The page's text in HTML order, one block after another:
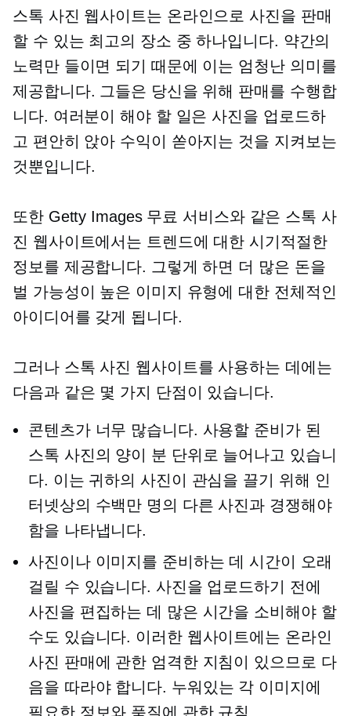
스톡 사진 웹사이트는 온라인으로 사진을 판매
할 수 있는 최고의 장소 중 하나입니다. 약간의
노력만 들이면 되기 때문에 이는 엄청난 의미를
제공합니다. 그들은 당신을 위해 판매를 수행합
니다. 여러분이 해야 할 일은 사진을 업로드하
고 편안히 앉아 수익이 쏟아지는 것을 지켜보는
것뿐입니다.
또한 Getty Images 무료 서비스와 같은 스톡 사
진 웹사이트에서는 트렌드에 대한 시기적절한
정보를 제공합니다. 그렇게 하면 더 많은 돈을
벌 가능성이 높은 이미지 유형에 대한 전체적인
아이디어를 갖게 됩니다.
그러나 스톡 사진 웹사이트를 사용하는 데에는
다음과 같은 몇 가지 단점이 있습니다.
콘텐츠가 너무 많습니다. 사용할 준비가 된
스톡 사진의 양이 분 단위로 늘어나고 있습니
다. 이는 귀하의 사진이 관심을 끌기 위해 인
터넷상의 수백만 명의 다른 사진과 경쟁해야
함을 나타냅니다.
사진이나 이미지를 준비하는 데 시간이 오래
걸릴 수 있습니다. 사진을 업로드하기 전에
사진을 편집하는 데 많은 시간을 소비해야 할
수도 있습니다. 이러한 웹사이트에는 온라인
사진 판매에 관한 엄격한 지침이 있으므로 다
음을 따라야 합니다. 누워있는 각 이미지에
필요한 정보와 품질에 관한 규칙.